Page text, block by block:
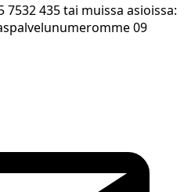
435 tai muissa asioissa:
09